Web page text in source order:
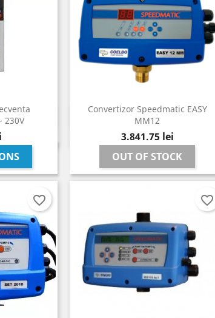
230V
Convertizor Speedmatic EASY
MM12
Pret
3.841,75 lei
OUT OF STOCK
Vizualizare rapida
favorite_border favorite_border